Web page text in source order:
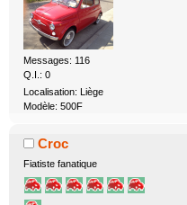
Messages: 116
Q.I.: 0
Localisation: Liège
Modèle: 500F
Croc
Fiatiste fanatique